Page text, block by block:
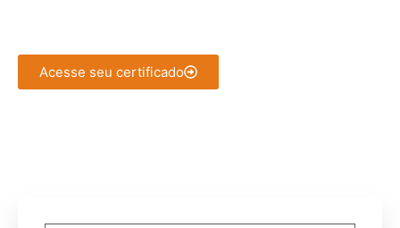
Acesse seu certificado